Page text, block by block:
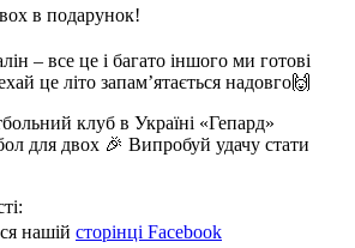
в подарунок!
– все це і багато іншого ми готові
це літо запам’ятається надовго🙌
клуб в Україні «Гепард»
для двох 🎉 Випробуй удачу стати
нашій сторінці Facebook